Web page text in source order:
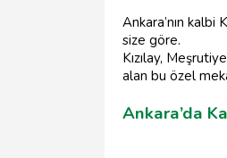
Ankara’nın kalbi
size göre.
Kızılay,
alan bu özel
Ankara’da